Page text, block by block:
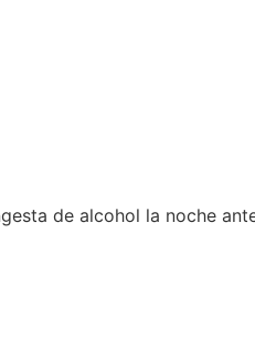
de alcohol la noche